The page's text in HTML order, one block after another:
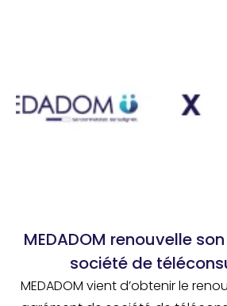
MEDADOM renouvelle
société de
MEDADOM vient d’obtenir le